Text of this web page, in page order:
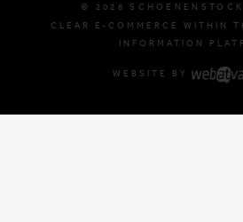
© 2026
CLEAR E-COMMERCE WITHIN
INFORMATION
WEBSITE BY